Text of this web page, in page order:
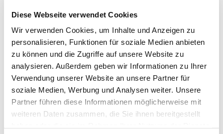
Diese Webseite verwendet Cookies
Wir verwenden Cookies, um Inhalte und Anzeigen zu
personalisieren, Funktionen für soziale Medien anbieten
zu können und die Zugriffe auf unsere Website zu
analysieren. Außerdem geben wir Informationen zu Ihrer
Verwendung unserer Website an unsere Partner für
soziale Medien, Werbung und Analysen weiter. Unsere
Partner führen diese Informationen möglicherweise mit
weiteren Daten zusammen, die Sie ihnen bereitgestellt